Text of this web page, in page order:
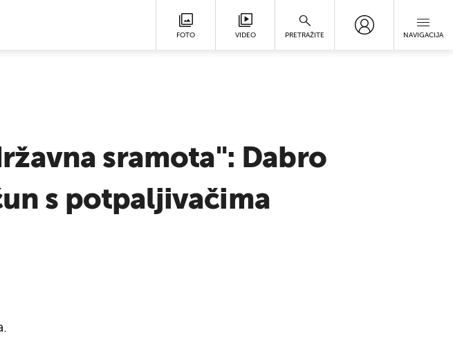
FOTO VIDEO PRETRAŽITE NAVIGACIJA
sramota": Dabro
s potpaljivačima